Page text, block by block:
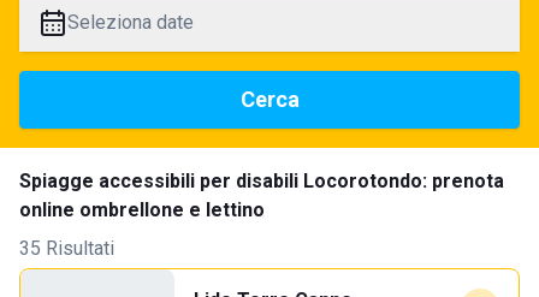
Seleziona date
Cerca
Spiagge accessibili per disabili Locorotondo: prenota
online ombrellone e lettino
35 Risultati